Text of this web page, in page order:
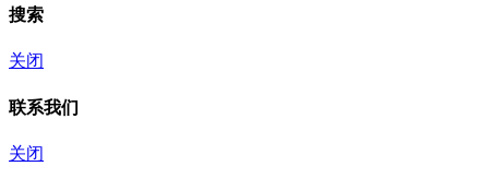
搜索
关闭
联系我们
关闭